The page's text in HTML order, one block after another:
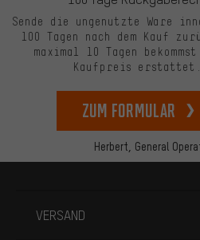
Herbert, General
Sende die ungenutzte Ware
100 Tagen nach dem Kauf
maximal 10 Tagen bekommst
Kaufpreis erstattet.
zum Formular
VERSAND